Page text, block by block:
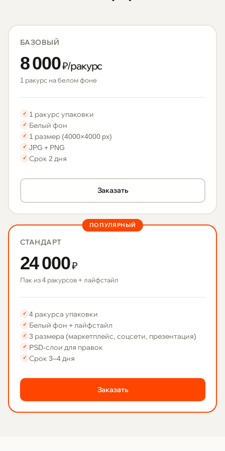
БАЗОВЫЙ
8 000₽/ракурс
1 ракурс на белом фоне
✓ 1 ракурс упаковки
✓ Белый фон
✓ 1 размер (4000×4000 px)
✓ JPG + PNG
✓ Срок 2 дня
Заказать
ПОПУЛЯРНЫЙ
СТАНДАРТ
24 000₽
Пак из 4 ракурсов + лайфстайл
✓ 4 ракурса упаковки
✓ Белый фон + лайфстайл
✓ 3 размера (маркетплейс, соцсети, презентация)
✓ PSD-слои для правок
✓ Срок 3–4 дня
Заказать